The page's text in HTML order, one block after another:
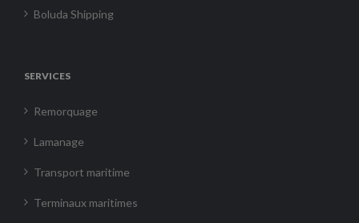
Boluda Shipping
SERVICES
Remorquage
Lamanage
Transport maritime
Terminaux maritimes